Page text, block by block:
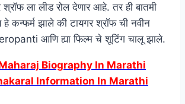
श्रॉफ ला लीड रोल देणार आहे. तर ही बातमी
हे कन्फर्म झाले की टायगर श्रॉफ ची नवीन
आणि ह्या फिल्म चे शूटिंग चालू झाले.
Biography In Marathi
Information In Marathi